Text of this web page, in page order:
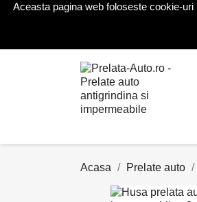
Acasa Prelate auto
Aceasta pagina web foloseste cookie-